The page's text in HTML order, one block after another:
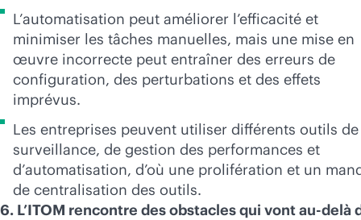
L’automatisation peut améliorer l’efficacité et
minimiser les tâches manuelles, mais une mise en
œuvre incorrecte peut entraîner des erreurs de
configuration, des perturbations et des effets
imprévus.
Les entreprises peuvent utiliser différents outils de
surveillance, de gestion des performances et
d’automatisation, d’où une prolifération et un
de centralisation des outils.
6. L’ITOM rencontre des obstacles qui vont au-delà